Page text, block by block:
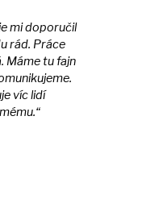
midoporučil
rád. Práce
Mámetufajn
víc lidí